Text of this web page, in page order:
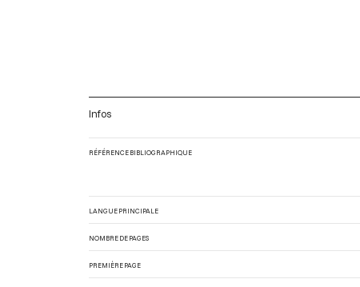
Infos
RÉFÉRENCE BIBLIOGRAPHIQUE
LANGUE PRINCIPALE
NOMBRE DE PAGES
PREMIÈRE PAGE